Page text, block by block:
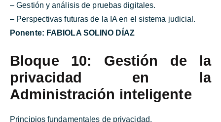
– Gestión y análisis de pruebas digitales.
– Perspectivas futuras de la IA en el sistema judicial.
Ponente: FABIOLA SOLINO DÍAZ
Bloque 10: Gestión de la
privacidad en la
Administración inteligente
Principios fundamentales de privacidad.